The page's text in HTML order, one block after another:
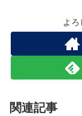
よ
関連記事